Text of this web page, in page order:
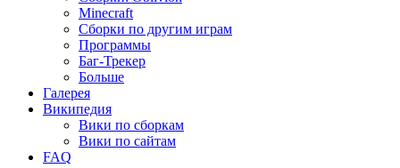
Minecraft
Сборки по другим играм
Программы
Баг-Трекер
Больше
Галерея
Википедия
Вики по сборкам
Вики по сайтам
FAQ